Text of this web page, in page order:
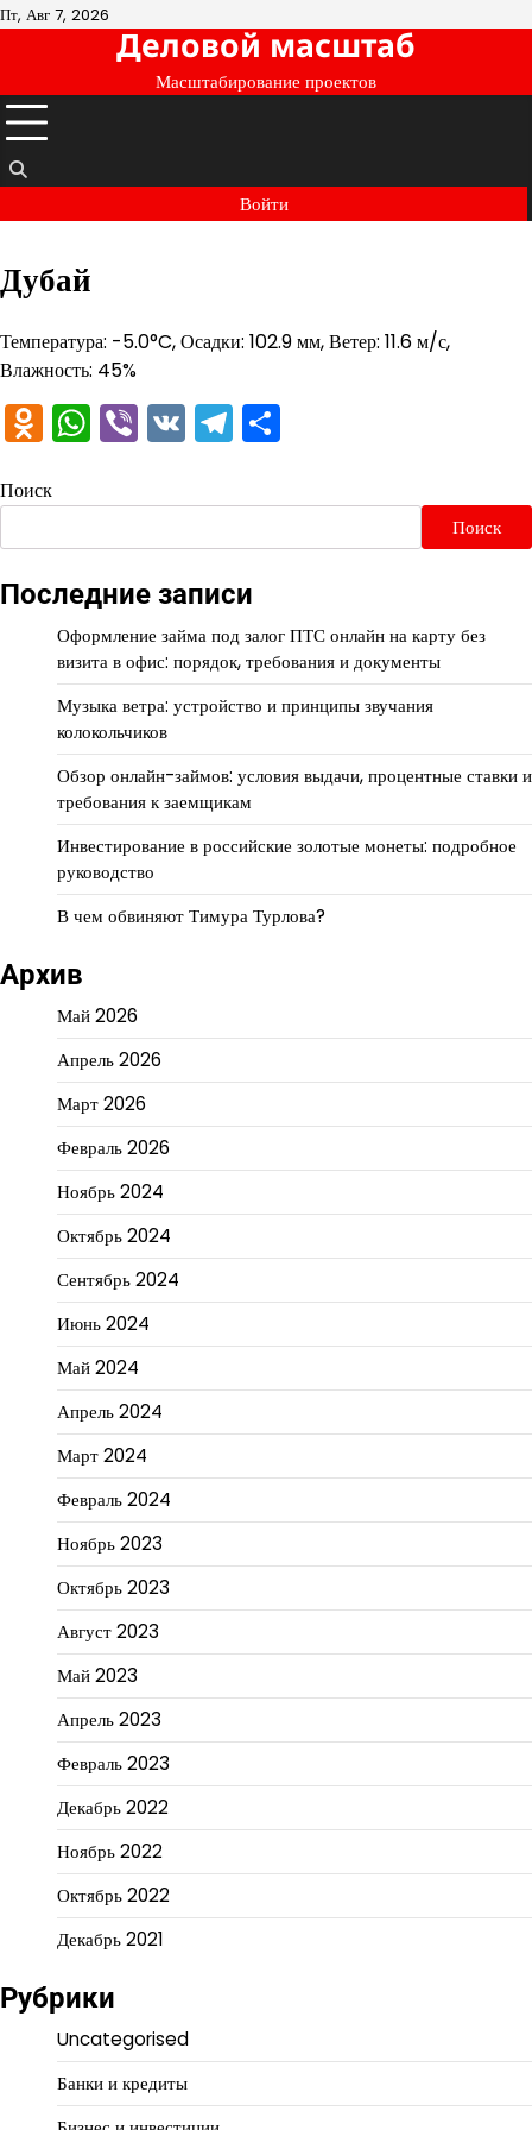
Перейти
Пт, Авг 7, 2026
Деловой масштаб
Масштабирование проектов
Войти
Дубай
Температура: -5.0°C, Осадки: 102.9 мм, Ветер: 11.6 м/с,
Влажность: 45%
Odnoklassniki
WhatsApp
Viber
VKTelegram
Поиск
Поиск
Последние записи
Оформление займа под залог ПТС онлайн на карту без
визита в офис: порядок, требования и документы
Музыка ветра: устройство и принципы звучания
колокольчиков
Обзор онлайн-займов: условия выдачи, процентные ставки и
требования к заемщикам
Инвестирование в российские золотые монеты: подробное
руководство
В чем обвиняют Тимура Турлова?
Архив
Май 2026
Апрель 2026
Март 2026
Февраль 2026
Ноябрь 2024
Октябрь 2024
Сентябрь 2024
Июнь 2024
Май 2024
Апрель 2024
Март 2024
Февраль 2024
Ноябрь 2023
Октябрь 2023
Август 2023
Май 2023
Апрель 2023
Февраль 2023
Декабрь 2022
Ноябрь 2022
Октябрь 2022
Декабрь 2021
Рубрики
Uncategorised
Банки и кредиты